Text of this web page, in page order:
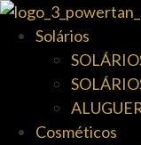
Solários
Cosméticos